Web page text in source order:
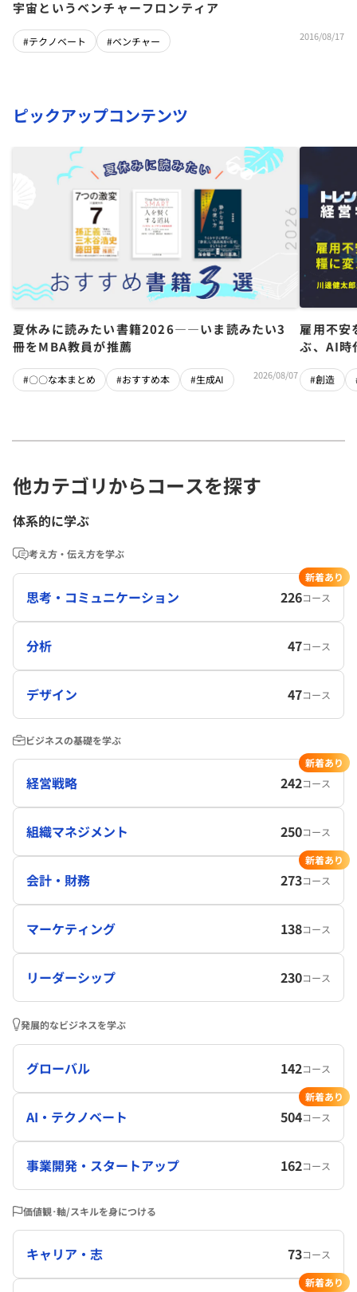
宇宙というベンチャーフロンティア
#テクノベート #ベンチャー 2016/08/17
ピックアップコンテンツ
夏休みに読みたい書籍2026――いま読みたい3
冊をMBA教員が推薦
#〇〇な本まとめ #おすすめ本 #生成AI 2026/08/07
雇用不
ぶ、AI時
#創造
他カテゴリからコースを探す
体系的に学ぶ
考え方・伝え方を学ぶ
思考・コミュニケーション 226コース
新着あり
分析 47コース
デザイン 47コース
ビジネスの基礎を学ぶ
経営戦略 242コース
新着あり
組織マネジメント 250コース
会計・財務 273コース
新着あり
マーケティング 138コース
リーダーシップ 230コース
発展的なビジネスを学ぶ
グローバル 142コース
AI・テクノベート 504コース
新着あり
事業開発・スタートアップ 162コース
価値観･軸/スキルを身につける
キャリア・志 73コース
新着あり